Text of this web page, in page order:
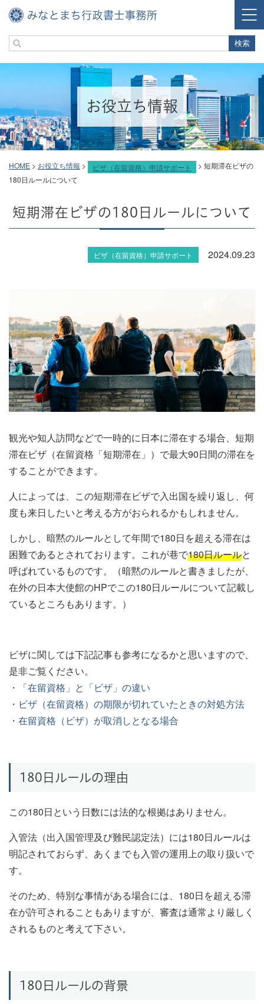
お役立ち情報
HOME > お役立ち情報 > ビザ（在留資格）申請サポート > 短期滞在ビザの
180日ルールについて
短期滞在ビザの180日ルールについて
ビザ（在留資格）申請サポート 2024.09.23
観光や知人訪問などで一時的に日本に滞在する場合、短期
滞在ビザ（在留資格「短期滞在」）で最大90日間の滞在を
することができます。
人によっては、この短期滞在ビザで入出国を繰り返し、何
度も来日したいと考える方がおられるかもしれません。
しかし、暗黙のルールとして年間で180日を超える滞在は
困難であるとされております。これが巷で180日ルールと
呼ばれているものです。（暗黙のルールと書きましたが、
在外の日本大使館のHPでこの180日ルールについて記載し
ているところもあります。）
ビザに関しては下記記事も参考になるかと思いますので、
是非ご覧ください。
・「在留資格」と「ビザ」の違い
・ビザ（在留資格）の期限が切れていたときの対処方法
・在留資格（ビザ）が取消しとなる場合
180日ルールの理由
この180日という日数には法的な根拠はありません。
入管法（出入国管理及び難民認定法）には180日ルールは
明記されておらず、あくまでも入管の運用上の取り扱いで
す。
そのため、特別な事情がある場合には、180日を超える滞
在が許可されることもありますが、審査は通常より厳しく
されるものと考えて下さい。
180日ルールの背景